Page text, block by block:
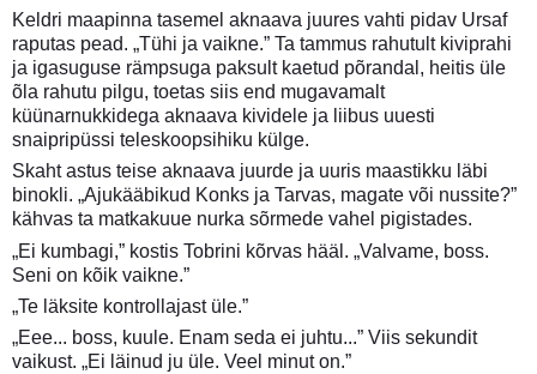
Keldri maapinna tasemel aknaava juures vahti pidav Ursaf
raputas pead. „Tühi ja vaikne.” Ta tammus rahutult kiviprahi
ja igasuguse rämpsuga paksult kaetud põrandal, heitis üle
õla rahutu pilgu, toetas siis end mugavamalt
küünarnukkidega aknaava kividele ja liibus uuesti
snaipripüssi teleskoopsihiku külge.
Skaht astus teise aknaava juurde ja uuris maastikku läbi
binokli. „Ajukääbikud Konks ja Tarvas, magate või nussite?”
kähvas ta matkakuue nurka sõrmede vahel pigistades.
„Ei kumbagi,” kostis Tobrini kõrvas hääl. „Valvame, boss.
Seni on kõik vaikne.”
„Te läksite kontrollajast üle.”
„Eee... boss, kuule. Enam seda ei juhtu...” Viis sekundit
vaikust. „Ei läinud ju üle. Veel minut on.”